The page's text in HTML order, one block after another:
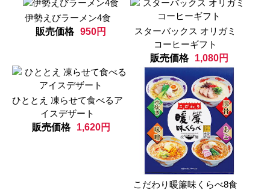
伊勢えびラーメン4食
販売価格 950円
スターバックス オリガミ
コーヒーギフト
販売価格
1,080円
ひととえ 凍らせて食べるア
イスデザート
販売価格
1,620円
こだわり暖簾味くらべ8食